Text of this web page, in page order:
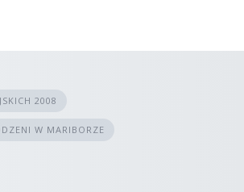
2008
W MARIBORZE